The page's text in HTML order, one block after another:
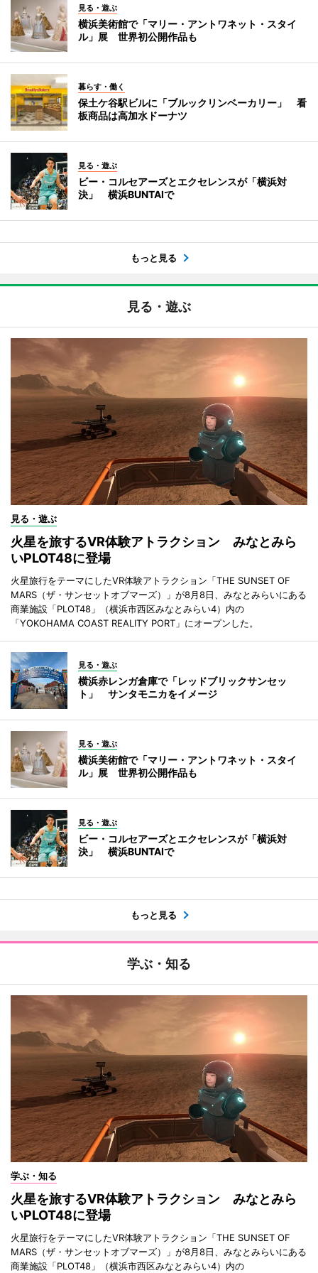
見る・遊ぶ
横浜美術館で「マリー・アントワネット・スタイ
ル」展 世界初公開作品も
暮らす・働く
保土ケ谷駅ビルに「ブルックリンベーカリー」 看
板商品は高加水ドーナツ
見る・遊ぶ
ビー・コルセアーズとエクセレンスが「横浜対
決」 横浜BUNTAIで
もっと見る
見る・遊ぶ
見る・遊ぶ
火星を旅するVR体験アトラクション みなとみら
いPLOT48に登場
火星旅行をテーマにしたVR体験アトラクション「THE SUNSET OF
MARS（ザ・サンセットオブマーズ）」が8月8日、みなとみらいにある
商業施設「PLOT48」（横浜市西区みなとみらい4）内の
「YOKOHAMA COAST REALITY PORT」にオープンした。
見る・遊ぶ
横浜赤レンガ倉庫で「レッドブリックサンセッ
ト」 サンタモニカをイメージ
見る・遊ぶ
横浜美術館で「マリー・アントワネット・スタイ
ル」展 世界初公開作品も
見る・遊ぶ
ビー・コルセアーズとエクセレンスが「横浜対
決」 横浜BUNTAIで
もっと見る
学ぶ・知る
学ぶ・知る
火星を旅するVR体験アトラクション みなとみら
いPLOT48に登場
火星旅行をテーマにしたVR体験アトラクション「THE SUNSET OF
MARS（ザ・サンセットオブマーズ）」が8月8日、みなとみらいにある
商業施設「PLOT48」（横浜市西区みなとみらい4）内の